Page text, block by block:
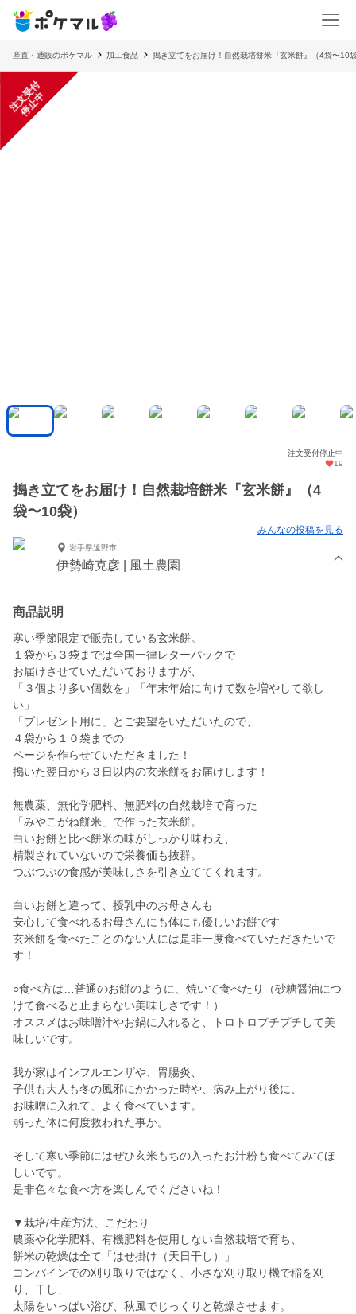
産直・通販のポケマル 加工食品 搗き立てをお届け！自然栽培餅米『玄米餅』（4袋〜10
注
文
受
付
停
止
中
注文受付停止中
19
搗き立てをお届け！自然栽培餅米『玄米餅』（4
袋〜10袋）
みんなの投稿を見る
岩手県遠野市
伊勢崎克彦 | 風土農園
商品説明
寒い季節限定で販売している玄米餅。
１袋から３袋までは全国一律レターパックで
お届けさせていただいておりますが、
「３個より多い個数を」「年末年始に向けて数を増やして欲し
い」
「プレゼント用に」とご要望をいただいたので、
４袋から１０袋までの
ページを作らせていただきました！
搗いた翌日から３日以内の玄米餅をお届けします！
無農薬、無化学肥料、無肥料の自然栽培で育った
「みやこがね餅米」で作った玄米餅。
白いお餅と比べ餅米の味がしっかり味わえ、
精製されていないので栄養価も抜群。
つぶつぶの食感が美味しさを引き立ててくれます。
白いお餅と違って、授乳中のお母さんも
安心して食べれるお母さんにも体にも優しいお餅です
玄米餅を食べたことのない人には是非一度食べていただきたいで
す！
○食べ方は…普通のお餅のように、焼いて食べたり（砂糖醤油につ
けて食べると止まらない美味しさです！）
オススメはお味噌汁やお鍋に入れると、トロトロプチプチして美
味しいです。
我が家はインフルエンザや、胃腸炎、
子供も大人も冬の風邪にかかった時や、病み上がり後に、
お味噌に入れて、よく食べています。
弱った体に何度救われた事か。
そして寒い季節にはぜひ玄米もちの入ったお汁粉も食べてみてほ
しいです。
是非色々な食べ方を楽しんでくださいね！
▼栽培/生産方法、こだわり
農薬や化学肥料、有機肥料を使用しない自然栽培で育ち、
餅米の乾燥は全て「はせ掛け（天日干し）」
コンバインでの刈り取りではなく、小さな刈り取り機で稲を刈
り、干し、
太陽をいっぱい浴び、秋風でじっくりと乾燥させます。